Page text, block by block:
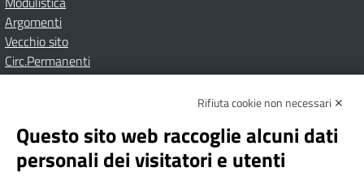
Argomenti
Vecchio sito
Circ.Permanenti
Albo onlinePrivacy Policy
Dichiarazione di accessibilità
Note Legali
Rifiuta cookie non necessari ✕
Questo sito web raccoglie alcuni dati
personali dei visitatori e utenti